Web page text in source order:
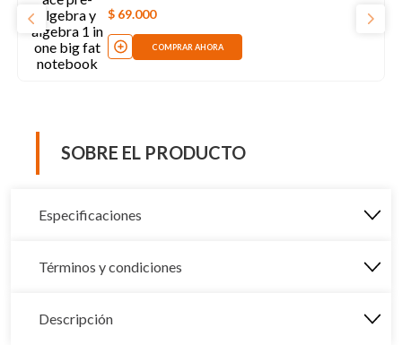
$ 69.000
COMPRAR AHORA
SOBRE EL PRODUCTO
Especificaciones
Términos y condiciones
Descripción